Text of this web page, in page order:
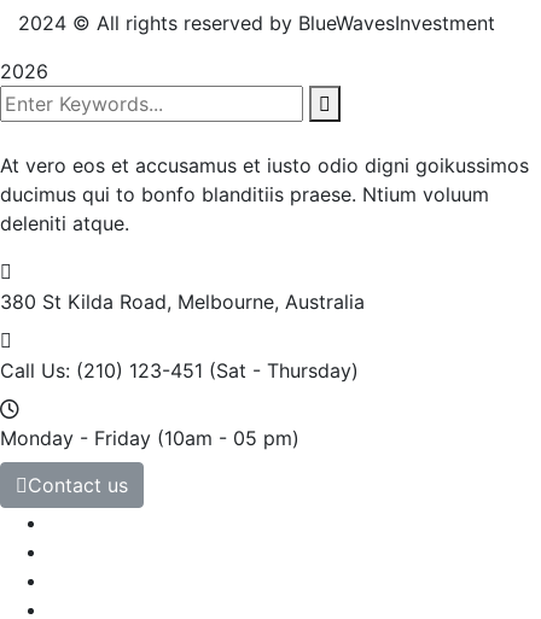
2024 © All rights reserved by BlueWavesInvestment
2026
At vero eos et accusamus et iusto odio digni goikussimos
ducimus qui to bonfo blanditiis praese. Ntium voluum
deleniti atque.
380 St Kilda Road, Melbourne, Australia
Call Us: (210) 123-451 (Sat - Thursday)
Monday - Friday (10am - 05 pm)
Contact us